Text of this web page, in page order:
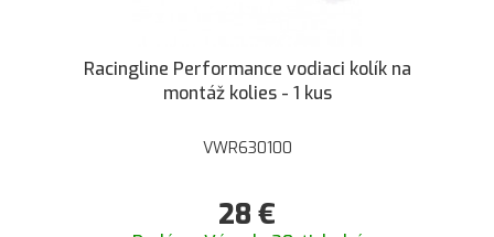
Racingline Performance vodiaci kolík na
montáž kolies - 1 kus
VWR630100
28 €